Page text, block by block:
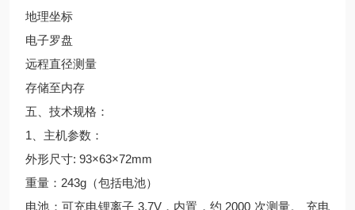
地理坐标
电子罗盘
远程直径测量
存储至内存
五、技术规格：
1、主机参数：
外形尺寸: 93×63×72mm
重量：243g（包括电池）
电池：可充电锂离子 3.7V，内置，约 2000 次测量。 充电